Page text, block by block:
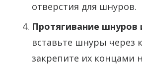
отверстия для шнуров.
Протягивание шнуров
вставьте шнуры через
закрепите их концами